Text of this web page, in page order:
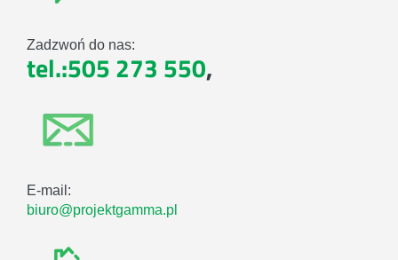
Zadzwoń do nas:
tel.:505 273 550,
E-mail:
biuro@projektgamma.pl